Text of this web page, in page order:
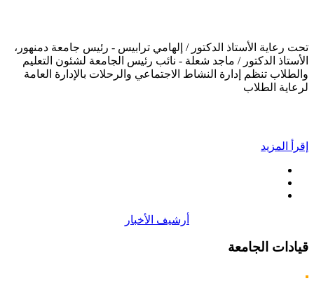
تحت رعاية الأستاذ الدكتور / إلهامي ترابيس - رئيس جامعة دمنهور،
الأستاذ الدكتور / ماجد شعلة - نائب رئيس الجامعة لشئون التعليم
والطلاب تنظم إدارة النشاط الاجتماعي والرحلات بالإدارة العامة
لرعاية الطلاب
إقرأ المزيد
أرشيف الأخبار
قيادات الجامعة